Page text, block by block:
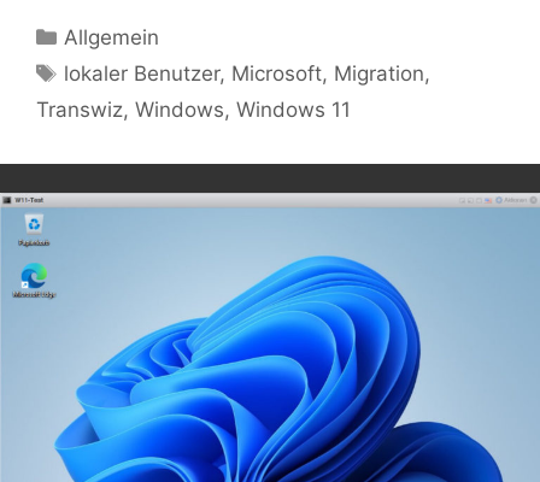
Kategorien
Allgemein
Schlagwörter
lokaler Benutzer, Microsoft, Migration,
Transwiz, Windows, Windows 11